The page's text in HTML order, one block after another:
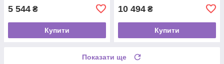
5 544 ₴
Купити
10 494 ₴
Купити
Показати ще